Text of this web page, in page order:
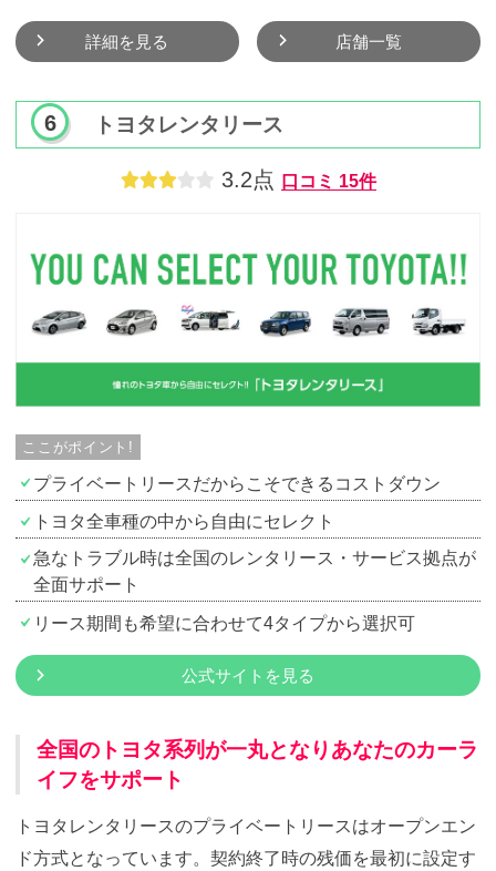
詳細を見る 店舗一覧
トヨタレンタリース
3.2点 口コミ 15件
ここがポイント!
プライベートリースだからこそできるコストダウン
トヨタ全車種の中から自由にセレクト
急なトラブル時は全国のレンタリース・サービス拠点が
全面サポート
リース期間も希望に合わせて4タイプから選択可
公式サイトを見る
全国のトヨタ系列が一丸となりあなたのカーラ
イフをサポート
トヨタレンタリースのプライベートリースはオープンエン
ド方式となっています。契約終了時の残価を最初に設定す